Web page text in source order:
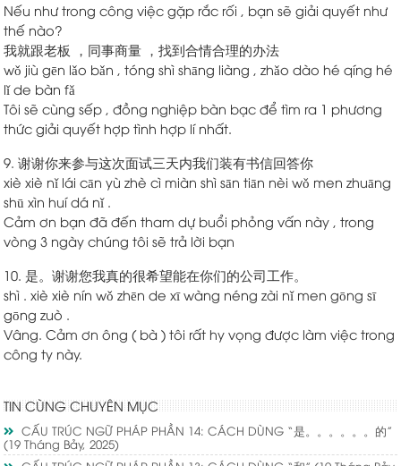
Nếu như trong công việc gặp rắc rối , bạn sẽ giải quyết như
thế nào?
我就跟老板 ，同事商量 ，找到合情合理的办法
wǒ jiù gēn lǎo bǎn , tóng shì shāng liàng , zhǎo dào hé qíng hé
lǐ de bàn fǎ
Tôi sẽ cùng sếp , đồng nghiệp bàn bạc để tìm ra 1 phương
thức giải quyết hợp tình hợp lí nhất.
9. 谢谢你来参与这次面试三天内我们装有书信回答你
xiè xiè nǐ lái cān yù zhè cì miàn shì sān tiān nèi wǒ men zhuāng
shū xìn huí dá nǐ .
Cảm ơn bạn đã đến tham dự buổi phỏng vấn này , trong
vòng 3 ngày chúng tôi sẽ trả lời bạn
10. 是。谢谢您我真的很希望能在你们的公司工作。
shì . xiè xiè nín wǒ zhēn de xī wàng néng zài nǐ men gōng sī
gōng zuò .
Vâng. Cảm ơn ông ( bà ) tôi rất hy vọng được làm việc trong
công ty này.
TIN CÙNG CHUYÊN MỤC
CẤU TRÚC NGỮ PHÁP PHẦN 14: CÁCH DÙNG “是。。。。。。的”
(19 Tháng Bảy, 2025)